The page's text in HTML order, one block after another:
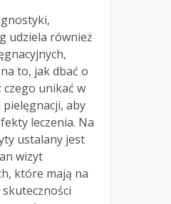
udziela również
to, jak dbać o
unikać w
aby
leczenia. Na
ustalany jest
wizyt
które mają na